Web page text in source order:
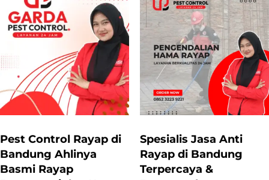
Pest Control Rayap di
Bandung Ahlinya
Basmi Rayap
Spesialis Jasa Anti
Rayap di Bandung
Terpercaya &